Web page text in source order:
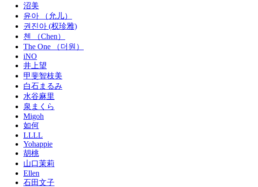
沼美
윤아 （允儿）
권진아 (权珍雅)
첸 （Chen）
The One （더원）
iNO
井上望
甲斐智枝美
白石まるみ
水谷麻里
泉まくら
Migoh
如何
LLLL
Yohappie
胡桃
山口茉莉
Ellen
石田文子